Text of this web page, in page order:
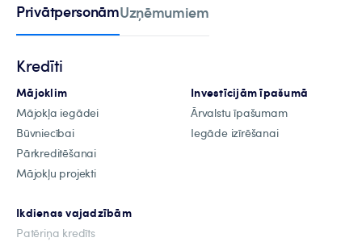
PrivātpersonāmUzņēmumiem
Kredīti
Mājoklim
Mājokļa iegādei
Būvniecībai
Pārkreditēšanai
Mājokļu projekti
Investīcijām īpašumā
Ārvalstu īpašumam
Iegāde izīrēšanai
Ikdienas vajadzībām
Patēriņa kredīts